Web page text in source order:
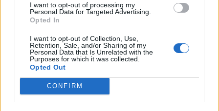
I want to opt-out of processing my
Personal Data for Targeted Advertising.
Opted In
I want to opt-out of Collection, Use,
Retention, Sale, and/or Sharing of my
Personal Data that Is Unrelated with the
Purposes for which it was collected.
Opted Out
CONFIRM